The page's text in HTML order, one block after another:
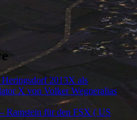
2013X als
X von Volker Wegneralias
Ramstein für den FSX ( US